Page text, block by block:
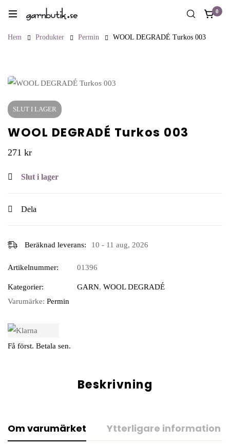
0
Hem Produkter Permin WOOL DEGRADÉ Turkos 003
SLUT I LAGER
WOOL DEGRADÉ Turkos 003
271 kr
Slut i lager
Dela
Beräknad leverans: 10 - 11 aug, 2026
Artikelnummer: 01396
Kategorier: GARN, WOOL DEGRADÉ
Varumärke: Permin
Få först. Betala sen.
Beskrivning
Om varumärket Ytterligare information